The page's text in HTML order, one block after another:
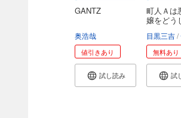
GANTZ
奥浩哉
値引きあり
試し読み
町人Ａは
嬢をどう
目黒三吉
無料あり
試